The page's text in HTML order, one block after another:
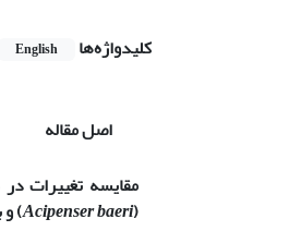
کلیدواژه‌ها
English
اصل مقاله
مقایسه تغییرات
(
Acipenser baeri) و